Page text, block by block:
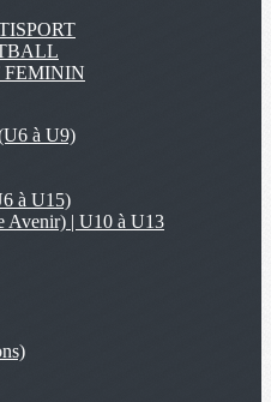
FEMININ
à U9)
à U15)
| U10 à U13